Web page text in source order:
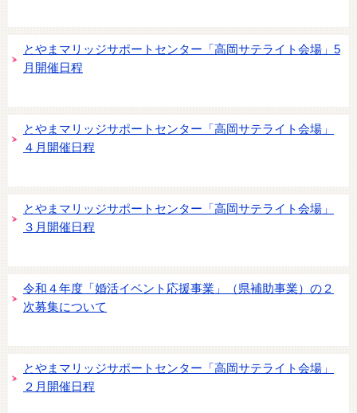
とやまマリッジサポートセンター「高岡サテライト会場」5
月開催日程
とやまマリッジサポートセンター「高岡サテライト会場」
４月開催日程
とやまマリッジサポートセンター「高岡サテライト会場」
３月開催日程
令和４年度「婚活イベント応援事業」（県補助事業）の２
次募集について
とやまマリッジサポートセンター「高岡サテライト会場」
２月開催日程